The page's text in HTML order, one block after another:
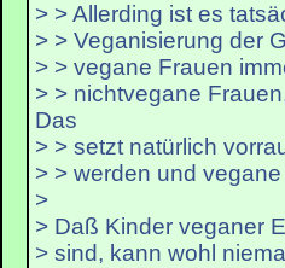
> > Allerding ist es
> > Veganisierung der
> > vegane Frauen
> > nichtvegane
Das
> > setzt natürlich
> > werden und
>
> Daß Kinder veganer
> sind, kann wohl